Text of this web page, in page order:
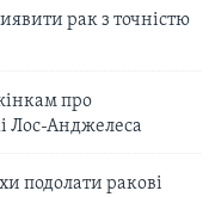
рак з точністю
про
Лос-Анджелеса
подолати ракові